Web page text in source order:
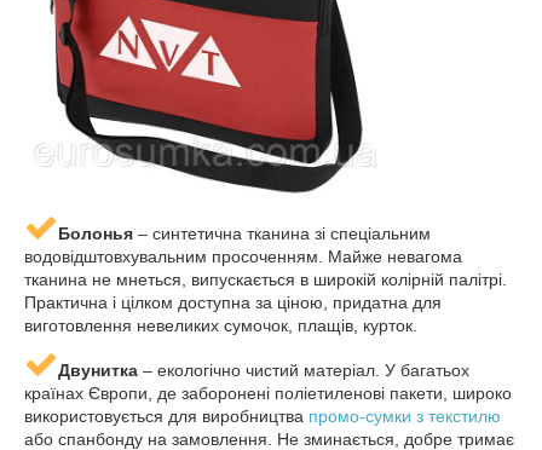
Болонья – синтетична тканина зі спеціальним
водовідштовхувальним просоченням. Майже невагома
тканина не мнеться, випускається в широкій колірній палітрі.
Практична і цілком доступна за ціною, придатна для
виготовлення невеликих сумочок, плащів, курток.
Двунитка – екологічно чистий матеріал. У багатьох
країнах Європи, де заборонені поліетиленові пакети, широко
використовується для виробництва промо-сумки з текстилю
або спанбонду на замовлення. Не зминається, добре тримає